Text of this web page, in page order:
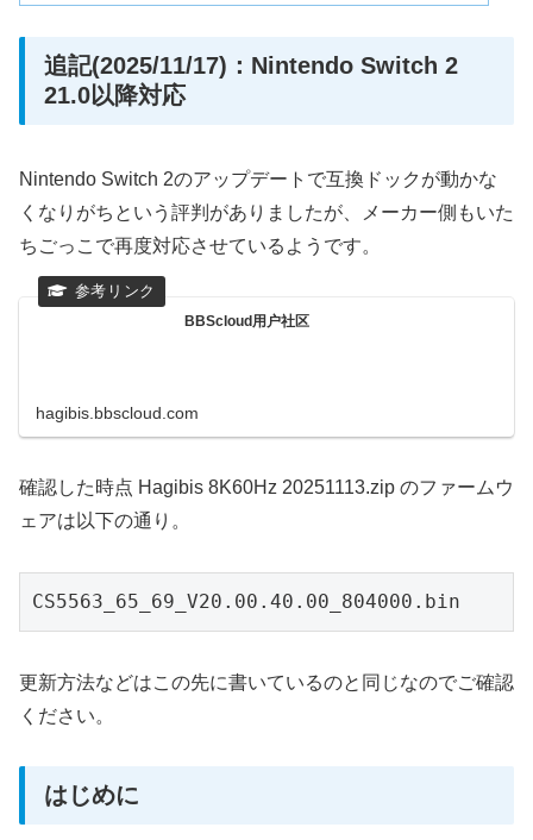
追記(2025/11/17)：Nintendo Switch 2
21.0以降対応
Nintendo Switch 2のアップデートで互換ドックが動かな
くなりがちという評判がありましたが、メーカー側もいた
ちごっこで再度対応させているようです。
BBScloud用户社区
hagibis.bbscloud.com
確認した時点 Hagibis 8K60Hz 20251113.zip のファームウ
ェアは以下の通り。
CS5563_65_69_V20.00.40.00_804000.bin
更新方法などはこの先に書いているのと同じなのでご確認
ください。
はじめに